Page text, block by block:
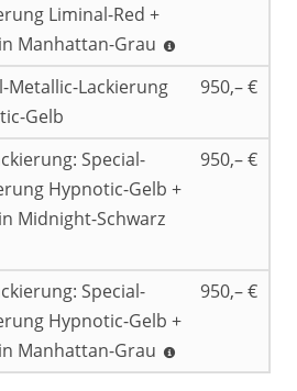
Liminal-Red +
Manhattan-Grau
Metallic-Lackierung
Gelb
950,– €
Special-
Hypnotic-Gelb +
Midnight-Schwarz
950,– €
Special-
Hypnotic-Gelb +
Manhattan-Grau
950,– €